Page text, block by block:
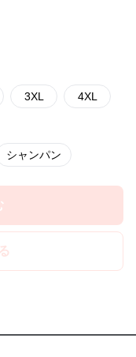
3XL 4XL
シャンパン